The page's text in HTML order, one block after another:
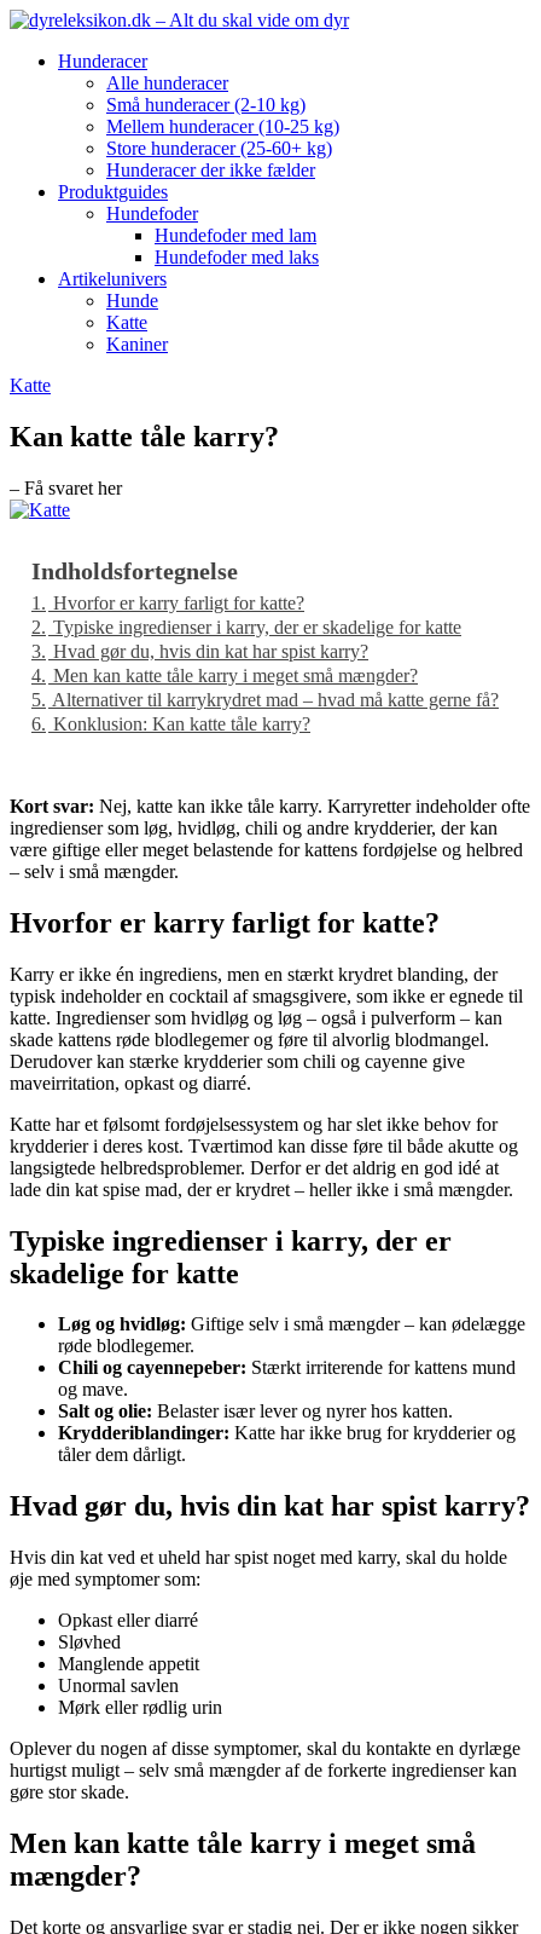
Hunderacer
Alle hunderacer
Små hunderacer (2-10 kg)
Mellem hunderacer (10-25 kg)
Store hunderacer (25-60+ kg)
Hunderacer der ikke fælder
Produktguides
Hundefoder
Hundefoder med lam
Hundefoder med laks
Artikelunivers
Hunde
Katte
Kaniner
Katte
Kan katte tåle karry?
– Få svaret her
Indholdsfortegnelse
1. Hvorfor er karry farligt for katte?
2. Typiske ingredienser i karry, der er skadelige for katte
3. Hvad gør du, hvis din kat har spist karry?
4. Men kan katte tåle karry i meget små mængder?
5. Alternativer til karrykrydret mad – hvad må katte gerne få?
6. Konklusion: Kan katte tåle karry?
Kort svar: Nej, katte kan ikke tåle karry. Karryretter indeholder ofte
ingredienser som løg, hvidløg, chili og andre krydderier, der kan
være giftige eller meget belastende for kattens fordøjelse og helbred
– selv i små mængder.
Hvorfor er karry farligt for katte?
Karry er ikke én ingrediens, men en stærkt krydret blanding, der
typisk indeholder en cocktail af smagsgivere, som ikke er egnede til
katte. Ingredienser som hvidløg og løg – også i pulverform – kan
skade kattens røde blodlegemer og føre til alvorlig blodmangel.
Derudover kan stærke krydderier som chili og cayenne give
maveirritation, opkast og diarré.
Katte har et følsomt fordøjelsessystem og har slet ikke behov for
krydderier i deres kost. Tværtimod kan disse føre til både akutte og
langsigtede helbredsproblemer. Derfor er det aldrig en god idé at
lade din kat spise mad, der er krydret – heller ikke i små mængder.
Typiske ingredienser i karry, der er
skadelige for katte
Løg og hvidløg: Giftige selv i små mængder – kan ødelægge
røde blodlegemer.
Chili og cayennepeber: Stærkt irriterende for kattens mund
og mave.
Salt og olie: Belaster især lever og nyrer hos katten.
Krydderiblandinger: Katte har ikke brug for krydderier og
tåler dem dårligt.
Hvad gør du, hvis din kat har spist karry?
Hvis din kat ved et uheld har spist noget med karry, skal du holde
øje med symptomer som:
Opkast eller diarré
Sløvhed
Manglende appetit
Unormal savlen
Mørk eller rødlig urin
Oplever du nogen af disse symptomer, skal du kontakte en dyrlæge
hurtigst muligt – selv små mængder af de forkerte ingredienser kan
gøre stor skade.
Men kan katte tåle karry i meget små
mængder?
Det korte og ansvarlige svar er stadig nej. Der er ikke nogen sikker